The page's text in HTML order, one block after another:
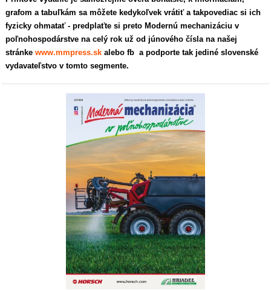
grafom a tabuľkám sa môžete kedykoľvek vrátiť a takpovediac si ich
fyzicky ohmatať - predplaťte si preto Modernú mechanizáciu v
poľnohospodárstve na celý rok už od júnového čísla na našej
stránkewww.mmpress.sk alebo fb a podporte tak jediné slovenské
vydavateľstvo v tomto segmente.